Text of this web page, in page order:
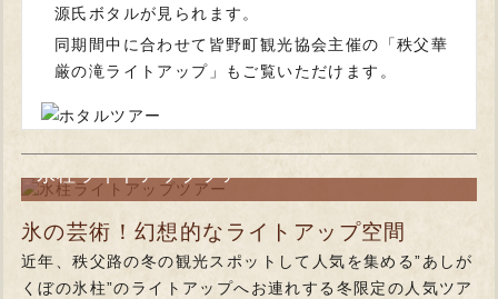
源氏ボタルが見られます。
同期間中に合わせて皆野町観光協会主催の「秩父華
厳の滝ライトアップ」もご覧いただけます。
氷柱ライトアップツアー
氷の芸術！幻想的なライトアップ空間
近年、秩父路の冬の観光スポットして人気を集める”あしが
くぼの氷柱”のライトアップへお連れする冬限定の人気ツア